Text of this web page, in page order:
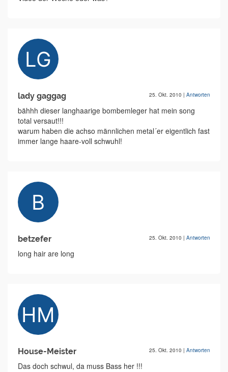
lady gaggag 25. Okt. 2010 | Antworten
bähhh dieser langhaarige bombemleger hat mein song
total versaut!!!
warum haben die achso männlichen metal´er eigentlich fast
immer lange haare-voll schwuhl!
betzefer 25. Okt. 2010 | Antworten
long hair are long
House-Meister 25. Okt. 2010 | Antworten
Das doch schwul, da muss Bass her !!!